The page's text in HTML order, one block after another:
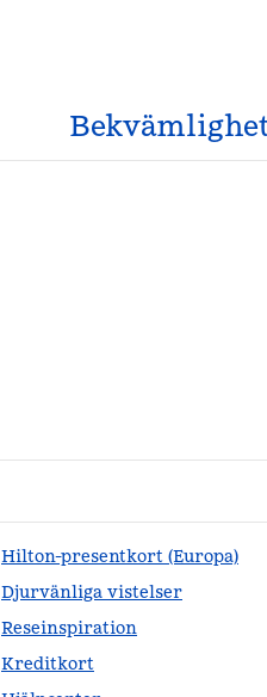
Hilton-presentkort (Europa)
Djurvänliga vistelser
Reseinspiration
Kreditkort